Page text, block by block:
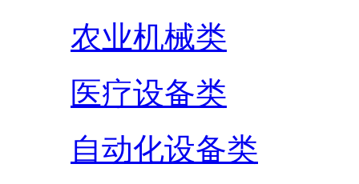
农业机械类
医疗设备类
自动化设备类